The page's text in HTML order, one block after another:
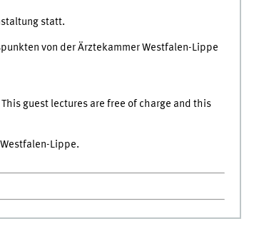
statt.
von der Ärztekammer Westfalen-Lippe
guest lectures are free of charge and this
Lippe.